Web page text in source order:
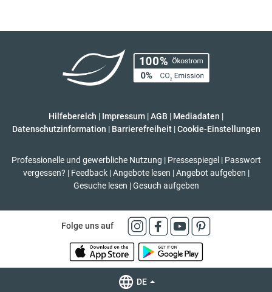
Hilfebereich | Impressum |AGB | Mediadaten |
Datenschutzinformation | Barrierefreiheit | Cookie-Einstellungen
Professionelle und gewerbliche Nutzung | Pressespiegel | Passwort
vergessen? | Feedback | Angebote lesen | Angebot aufgeben |
Gesuche lesen | Gesuch aufgeben
Folge uns auf
DE